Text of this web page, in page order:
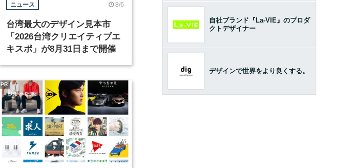
ニュース 8/6
台湾最大のデザイン見本市
「2026台湾クリエイティブエ
キスポ」が8月31日まで開催
PR
自社ブランド『La-VIE』のプロダ
クトデザイナー
デザインで世界をより良くする。